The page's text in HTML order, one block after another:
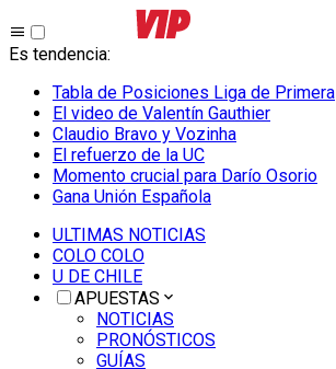
Es tendencia:
Tabla de Posiciones Liga de Primera
El video de Valentín Gauthier
Claudio Bravo y Vozinha
El refuerzo de la UC
Momento crucial para Darío Osorio
Gana Unión Española
ULTIMAS NOTICIAS
COLO COLO
U DE CHILE
APUESTAS
NOTICIAS
PRONÓSTICOS
GUÍAS